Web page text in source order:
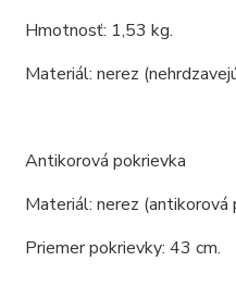
Hmotnosť: 1,53 kg.
Materiál: nerez
Antikorová pokrievka
Materiál: nerez (antikorová
Priemer pokrievky: 43 cm.